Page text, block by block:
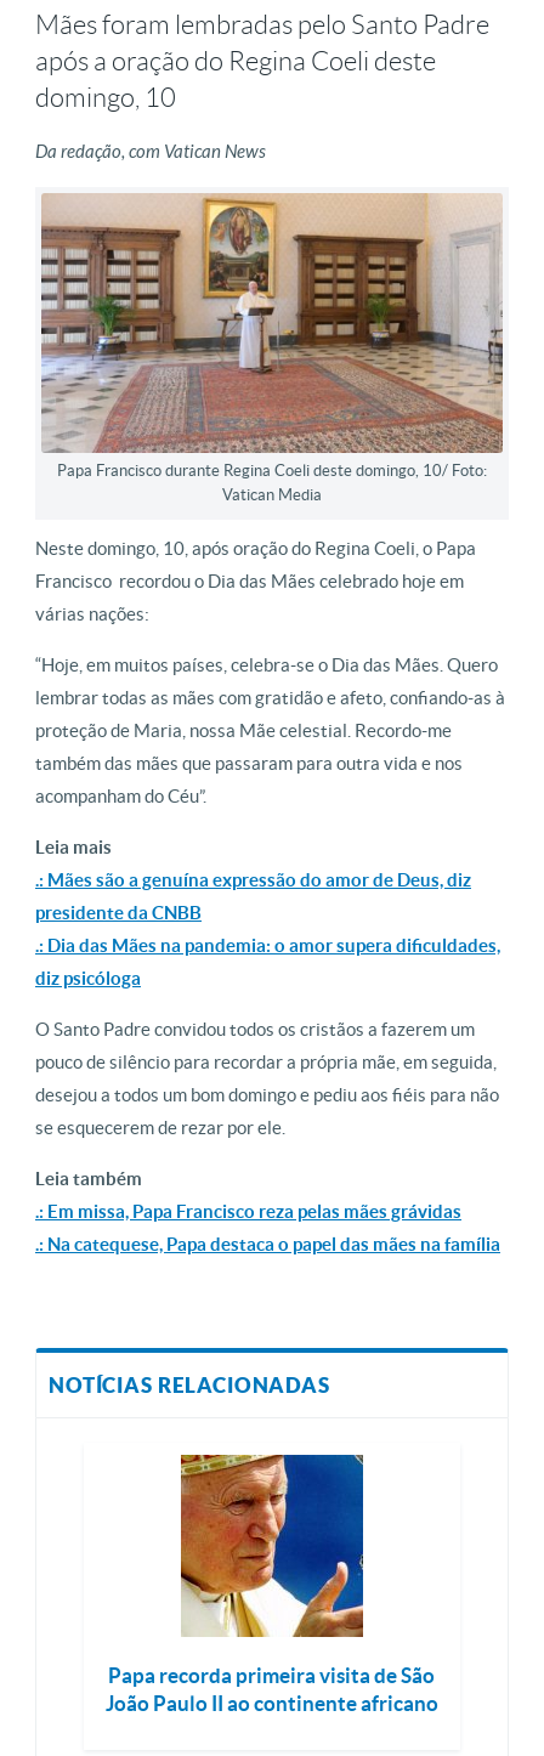
Mães foram lembradas pelo Santo Padre
após a oração do Regina Coeli deste
domingo, 10
Da redação, com Vatican News
Papa Francisco durante Regina Coeli deste domingo, 10/ Foto:
Vatican Media
Neste domingo, 10, após oração do Regina Coeli, o Papa
Francisco recordou o Dia das Mães celebrado hoje em
várias nações:
“Hoje, em muitos países, celebra-se o Dia das Mães. Quero
lembrar todas as mães com gratidão e afeto, confiando-as à
proteção de Maria, nossa Mãe celestial. Recordo-me
também das mães que passaram para outra vida e nos
acompanham do Céu”.
Leia mais
.: Mães são a genuína expressão do amor de Deus, diz
presidente da CNBB
.: Dia das Mães na pandemia: o amor supera dificuldades,
diz psicóloga
O Santo Padre convidou todos os cristãos a fazerem um
pouco de silêncio para recordar a própria mãe, em seguida,
desejou a todos um bom domingo e pediu aos fiéis para não
se esquecerem de rezar por ele.
Leia também
.: Em missa, Papa Francisco reza pelas mães grávidas
.: Na catequese, Papa destaca o papel das mães na família
NOTÍCIAS RELACIONADAS
Papa recorda primeira visita de São
João Paulo II ao continente africano